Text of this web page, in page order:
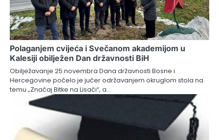
Polaganjem cvijeća i Svečanom akademijom u
Kalesiji obilježen Dan državnosti BiH
Obilježavanje 25.novembra Dana državnosti Bosne i
Hercegovine počelo je jučer održavanjem okruglom stola na
temu „Značaj Bitke na Lisači“, a…